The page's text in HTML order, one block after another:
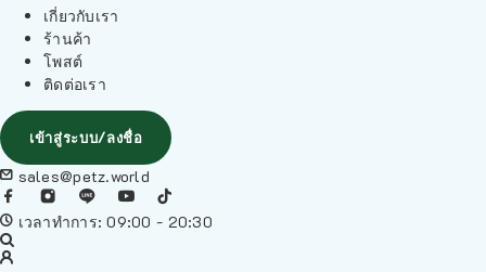
เกี่ยวกับเรา
ร้านค้า
โพสต์
ติดต่อเรา
เข้าสู่ระบบ/ลงชื่อ
sales@petz.world
เวลาทำการ: 09:00 - 20:30